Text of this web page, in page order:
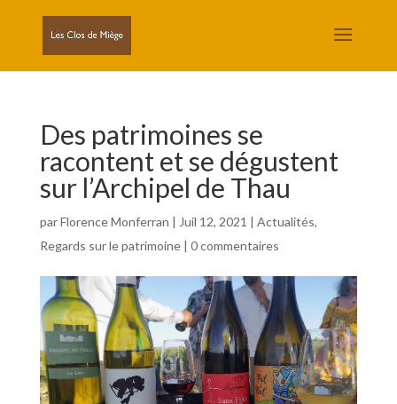
Des patrimoines se
racontent et se dégustent
sur l’Archipel de Thau
parFlorence Monferran | Juil 12, 2021 | Actualités,
Regards sur le patrimoine| 0 commentaires